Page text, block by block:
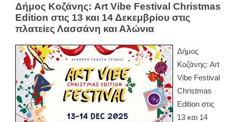
Δήμος Κοζάνης: Art Vibe Festival Christmas
Edition στις 13 και 14 Δεκεμβρίου στις
πλατείες Λασσάνη και Αλώνια
Δήμος
Κοζάνης: Art
Vibe Festival
Christmas
Edition στις
13 και 14